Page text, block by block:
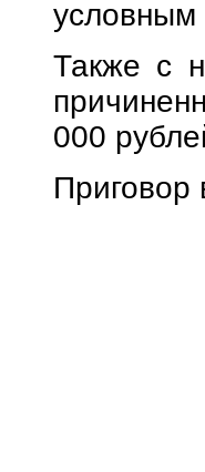
условным
Также с
000
Приговор